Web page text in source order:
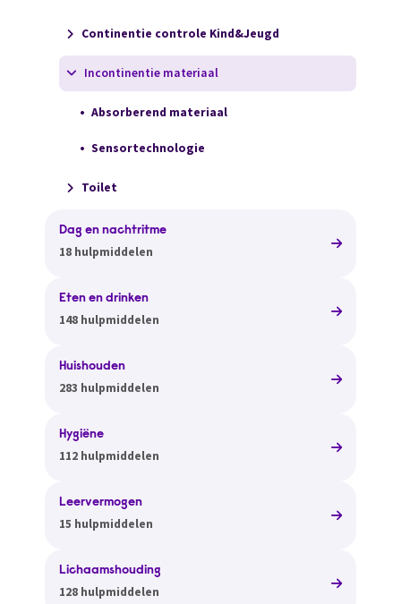
Continentie controle Kind&Jeugd
Incontinentie materiaal
Absorberend materiaal
Sensortechnologie
Toilet
Dag en nachtritme
18 hulpmiddelen
Eten en drinken
148 hulpmiddelen
Huishouden
283 hulpmiddelen
Hygiëne
112 hulpmiddelen
Leervermogen
15 hulpmiddelen
Lichaamshouding
128 hulpmiddelen